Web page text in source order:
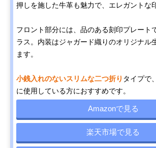
押しを施した牛革も魅力で、エレガントな
フロント部分には、品のある刻印プレート
ラス。内装はジャガード織りのオリジナル
ます。
小銭入れのないスリムな二つ折り タイプで
に使用している方におすすめです。
Amazonで見る
楽天市場で見る